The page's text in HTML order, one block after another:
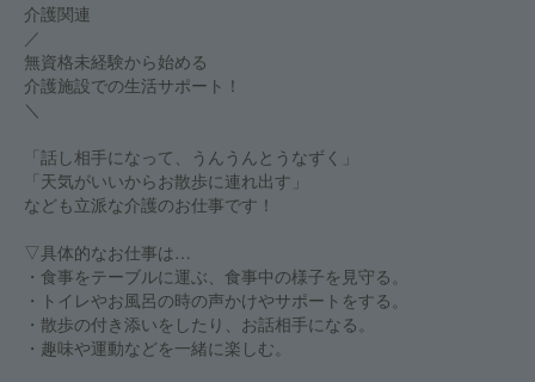
介護関連
／
無資格未経験から始める
介護施設での生活サポート！
＼
「話し相手になって、うんうんとうなずく」
「天気がいいからお散歩に連れ出す」
なども立派な介護のお仕事です！
▽具体的なお仕事は…
・食事をテーブルに運ぶ、食事中の様子を見守る。
・トイレやお風呂の時の声かけやサポートをする。
・散歩の付き添いをしたり、お話相手になる。
・趣味や運動などを一緒に楽しむ。